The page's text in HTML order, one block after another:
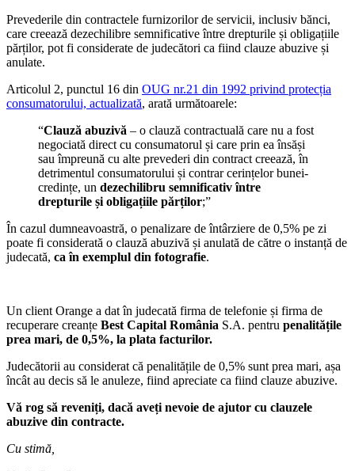
Prevederile din contractele furnizorilor de servicii, inclusiv bănci,
care creează dezechilibre semnificative între drepturile și obligațiile
părților, pot fi considerate de judecători ca fiind clauze abuzive și
anulate.
Articolul 2, punctul 16 din OUG nr.21 din 1992 privind protecția
consumatorului, actualizată, arată următoarele:
“Clauză abuzivă – o clauză contractuală care nu a fost
negociată direct cu consumatorul și care prin ea însăși
sau împreună cu alte prevederi din contract creează, în
detrimentul consumatorului și contrar cerințelor bunei-
credințe, un dezechilibru semnificativ între
drepturile și obligațiile părților;”
În cazul dumneavoastră, o penalizare de întârziere de 0,5% pe zi
poate fi considerată o clauză abuzivă și anulată de către o instanță de
judecată, ca în exemplul din fotografie.
Un client Orange a dat în judecată firma de telefonie și firma de
recuperare creanțe Best Capital România S.A. pentru penalitățile
prea mari, de 0,5%, la plata facturilor.
Judecătorii au considerat că penalitățile de 0,5% sunt prea mari, așa
încât au decis să le anuleze, fiind apreciate ca fiind clauze abuzive.
Vă rog să reveniți, dacă aveți nevoie de ajutor cu clauzele
abuzive din contracte.
Cu stimă,